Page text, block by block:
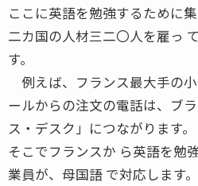
ここに英語を勉強するために
二カ国の人材三二〇人を雇っ
す。
例えば、フランス最大手の
ールからの注文の電話は、ブ
ス・デスク」につながります。
そこでフランスか ら英語を勉
業員が、母国語 で対応します。